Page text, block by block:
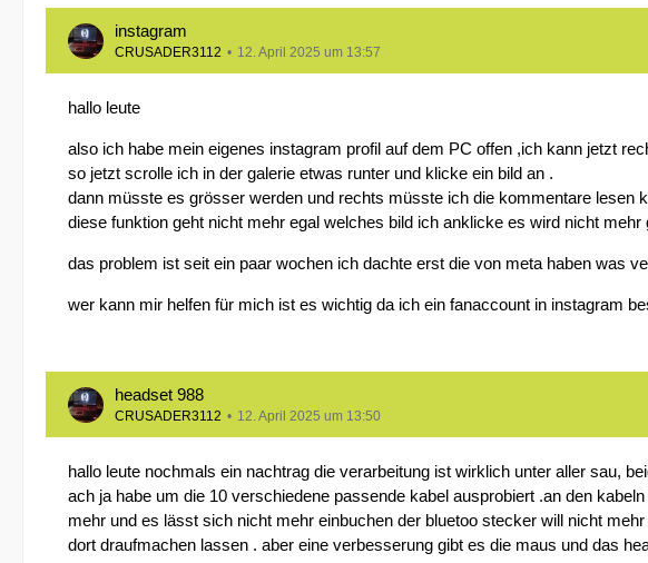
instagram
CRUSADER3112 12. April 2025 um 13:57
hallo leute
also ich habe mein eigenes instagram profil auf dem PC offen ,ich kann jetzt
so jetzt scrolle ich in der galerie etwas runter und klicke ein bild an .
dann müsste es grösser werden und rechts müsste ich die kommentare lesen
diese funktion geht nicht mehr egal welches bild ich anklicke es wird nicht
das problem ist seit ein paar wochen ich dachte erst die von meta haben was
wer kann mir helfen für mich ist es wichtig da ich ein fanaccount in instagram
headset 988
CRUSADER3112 12. April 2025 um 13:50
hallo leute nochmals ein nachtrag die verarbeitung ist wirklich unter aller sau,
ach ja habe um die 10 verschiedene passende kabel ausprobiert .an den
mehr und es lässt sich nicht mehr einbuchen der bluetoo stecker will nicht
dort draufmachen lassen . aber eine verbesserung gibt es die maus und das